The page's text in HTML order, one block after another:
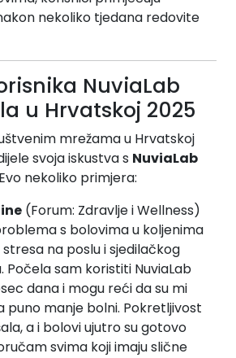
nekoliko tjedana redovite
NuviaLab
u Hrvatskoj 2025
mrežama u Hrvatskoj
svoja iskustva s NuviaLab
nekoliko primjera:
(Forum: Zdravlje i Wellness)
s bolovima u koljenima
na poslu i sjedilačkog
Počela sam koristiti NuviaLab
dana i mogu reći da su mi
puno manje bolni. Pokretljivost
a i bolovi ujutro su gotovo
svima koji imaju slične